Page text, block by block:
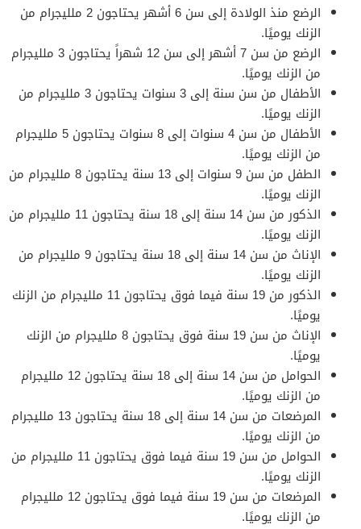
الرضع منذ الولادة إلى سن 6 أشهر يحتاجون 2 ملليجرام من
الزنك يوميًا.
الرضع من سن 7 أشهر إلى سن 12 شهراً يحتاجون 3 ملليجرام
من الزنك يوميًا.
الأطفال من سن سنة إلى 3 سنوات يحتاجون 3 ملليجرام من
الزنك يوميًا.
الأطفال من سن 4 سنوات إلى 8 سنوات يحتاجون 5 ملليجرام
من الزنك يوميًا.
الطفل من سن 9 سنوات إلى 13 سنة يحتاجون 8 ملليجرام من
الزنك يوميًا.
الذكور من سن 14 سنة إلى 18 سنة يحتاجون 11 ملليجرام من
الزنك يوميًا.
الإناث من سن 14 سنة إلى 18 سنة يحتاجون 9 ملليجرام من
الزنك يوميًا.
الذكور من 19 سنة فيما فوق يحتاجون 11 ملليجرام من الزنك
يوميًا.
الإناث من سن 19 سنة فوق يحتاجون 8 ملليجرام من الزنك
يوميًا.
الحوامل من سن 14 سنة إلى 18 سنة يحتاجون 12 ملليجرام
من الزنك يوميًا.
المرضعات من سن 14 سنة إلى 18 سنة يحتاجون 13 ملليجرام
من الزنك يوميًا.
الحوامل من سن 19 سنة فيما فوق يحتاجون 11 ملليجرام من
الزنك يوميًا.
المرضعات من سن 19 سنة فيما فوق يحتاجون 12 ملليجرام
من الزنك يوميًا.